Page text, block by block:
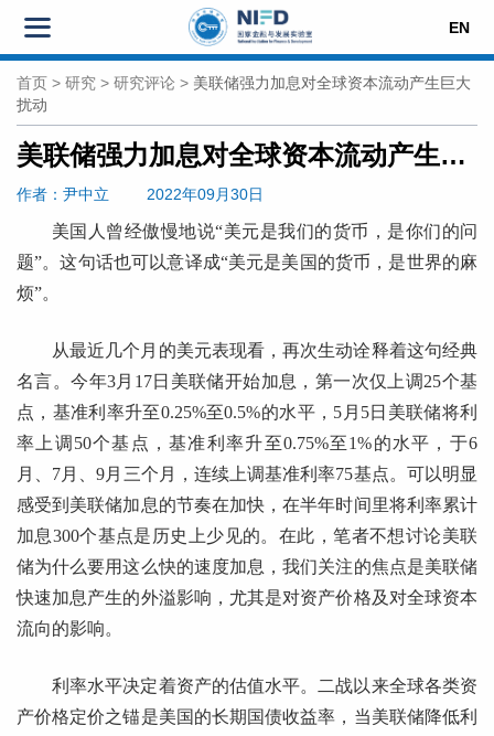
EN
首页 > 研究 > 研究评论 > 美联储强力加息对全球资本流动产生巨大
扰动
美联储强力加息对全球资本流动产生巨大扰动
作者 ：尹中立 2022年09月30日
美国人曾经傲慢地说“美元是我们的货币，是你们的问
题”。这句话也可以意译成“美元是美国的货币，是世界的麻
烦”。
从最近几个月的美元表现看，再次生动诠释着这句经典
名言。今年3月17日美联储开始加息，第一次仅上调25个基
点，基准利率升至0.25%至0.5%的水平，5月5日美联储将利
率上调50个基点，基准利率升至0.75%至1%的水平，于6
月、7月、9月三个月，连续上调基准利率75基点。可以明显
感受到美联储加息的节奏在加快，在半年时间里将利率累计
加息300个基点是历史上少见的。在此，笔者不想讨论美联
储为什么要用这么快的速度加息，我们关注的焦点是美联储
快速加息产生的外溢影响，尤其是对资产价格及对全球资本
流向的影响。
利率水平决定着资产的估值水平。二战以来全球各类资
产价格定价之锚是美国的长期国债收益率，当美联储降低利